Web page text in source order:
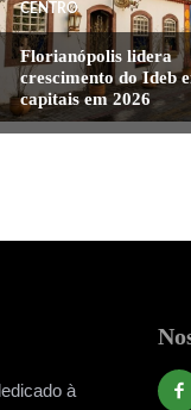
CENTRO
Florianópolis lidera
crescimento do Ideb
capitais em 2026
à